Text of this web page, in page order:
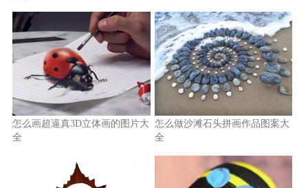
怎么画超逼真3D立体画的图片大
全
怎么做沙滩石头拼画作品图案大
全